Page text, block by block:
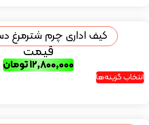
کیف اداری چرم شترمرغ
قیمت
۱۲,۸۰۰,۰۰۰تومان
انتخاب گزینه‌ها